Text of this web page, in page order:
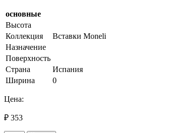
основные
Высота
Коллекция
Вставки Moneli
Назначение
Поверхность
Страна
Испания
Ширина
0
Цена:
₽ 353